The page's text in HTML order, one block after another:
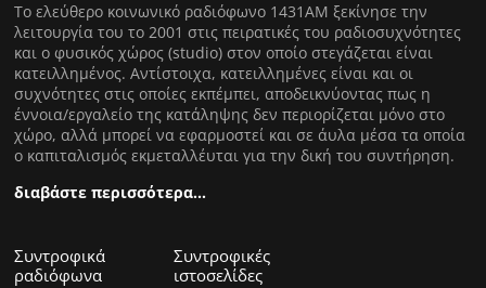
Tο ελεύθερο κοινωνικό ραδιόφωνο 1431AM ξεκίνησε την
λειτουργία του το 2001 στις πειρατικές του ραδιοσυχνότητες
και ο φυσικός χώρος (studio) στον οποίο στεγάζεται είναι
κατειλλημένος. Αντίστοιχα, κατειλλημένες είναι και οι
συχνότητες στις οποίες εκπέμπει, αποδεικνύοντας πως η
έννοια/εργαλείο της κατάληψης δεν περιορίζεται μόνο στο
χώρο, αλλά μπορεί να εφαρμοστεί και σε άυλα μέσα τα οποία
ο καπιταλισμός εκμεταλλέυται για την δική του συντήρηση.
διαβάστε περισσότερα…
Συντροφικά
ραδιόφωνα
Συντροφικές
ιστοσελίδες